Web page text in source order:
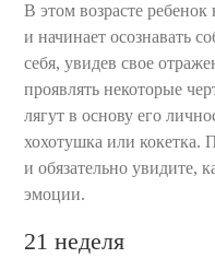
В этом возрасте
и начинает осознавать
себя, увидев свое
проявлять некоторые
лягут в основу его
хохотушка или
и обязательно увидите,
эмоции.
21 неделя